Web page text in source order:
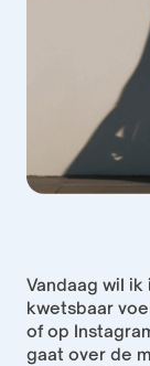
Vandaag wil
kwetsbaar
of op
gaat over de